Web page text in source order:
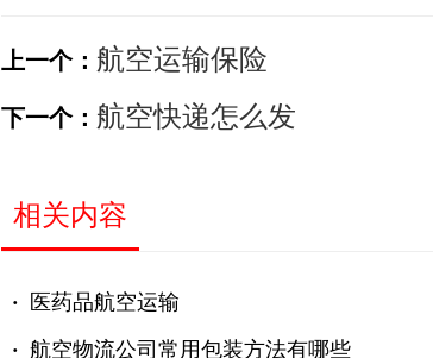
上一个： 航空运输保险
下一个： 航空快递怎么发
相关内容
· 医药品航空运输
· 航空物流公司常用包装方法有哪些